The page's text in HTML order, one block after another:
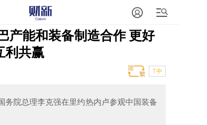
产能和装备制造合作 更好
利共赢
T中
务院总理李克强在里约热内卢参观中国装备